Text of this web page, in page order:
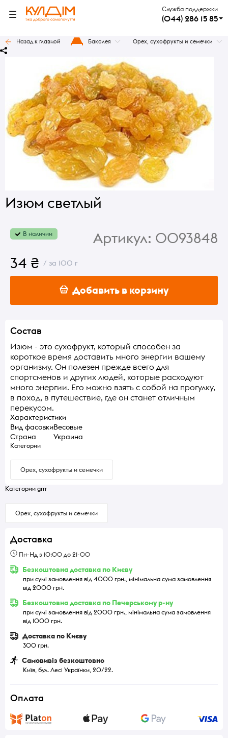
Служба поддержки
(044) 286 15 85
Назад к главной Бакалея Орех, сухофрукты и семечки
Изюм светлый
В наличии Артикул: 0093848
34 ₴ / за 100 г
Добавить в корзину
Состав
Изюм - это сухофрукт, который способен за
короткое время доставить много энергии вашему
организму. Он полезен прежде всего для
спортсменов и других людей, которые расходуют
много энергии. Его можно взять с собой на прогулку,
в поход, в путешествие, где он станет отличным
перекусом.
Характеристики
Вид фасовкиВесовые
Страна
Украина
Категории
Орех, сухофрукты и семечки
Категории grrr
Орех, сухофрукты и семечки
Доставка
Пн-Нд з 10:00 до 21-00
Безкоштовна доставка по Києву
при сумі замовлення від 4000 грн., мінімальна сума замовлення
від 2000 грн.
Безкоштовна доставка по Печерському р-ну
при сумі замовлення від 2000 грн., мінімальна сума замовлення
від 1000 грн.
Доставка по Києву
300 грн.
Самовивіз безкоштовно
Київ, бул. Лесі Українки, 20/22.
Оплата